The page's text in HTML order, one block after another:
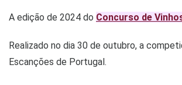
A edição de 2024 do Concurso de
Realizado no dia 30 de outubro, a
Escanções de Portugal.